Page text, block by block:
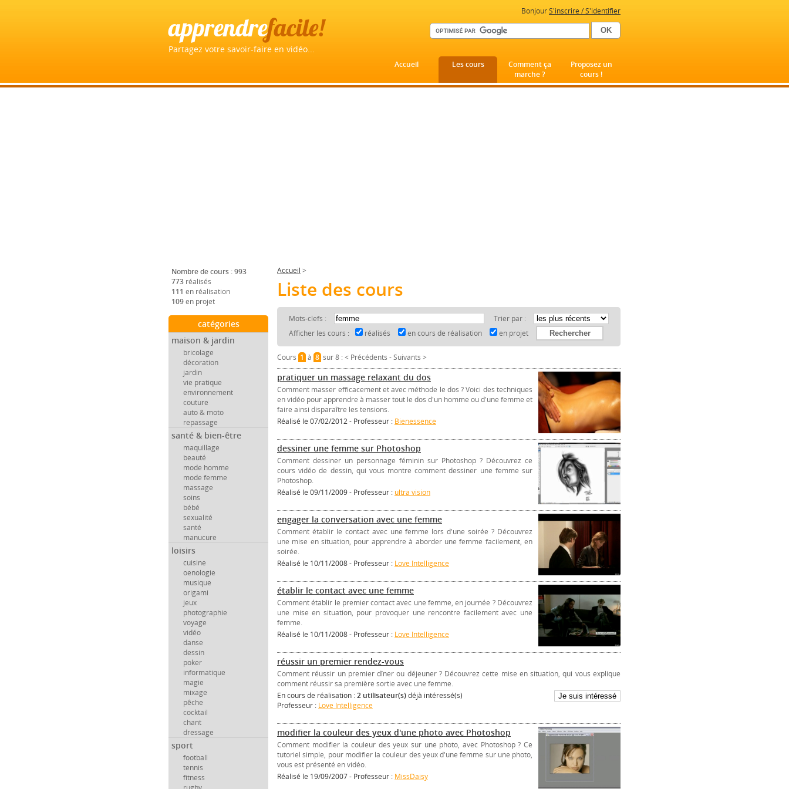
apprendrefacile!
Partagez votre savoir-faire en vidéo...
BonjourS'inscrire / S'identifier
Accueil Les cours
Comment ça
marche ?
Proposez un
cours !
Nombre de cours : 993
773 réalisés
111 en réalisation
109en projet
catégories
maison & jardin
bricolage
décoration
jardin
vie pratique
environnement
couture
auto & moto
repassage
santé & bien-être
maquillage
beauté
mode homme
mode femme
massage
soins
bébé
sexualité
santé
manucure
loisirs
cuisine
oenologie
musique
origami
jeux
photographie
voyage
vidéo
danse
dessin
poker
informatique
magie
mixage
pêche
cocktail
chant
dressage
sport
football
tennis
fitness
Accueil >
Liste des cours
Mots-clefs :
Trier par :
Afficher les cours :
réalisés en cours de réalisation en projet
Cours 1à 8sur 8 :< Précédents -Suivants >
pratiquer un massage relaxant du dos
Comment masser efficacement et avec méthode le dos ? Voici des techniques
en vidéo pour apprendre à masser tout le dos d'un homme ou d'une femme et
faire ainsi disparaître les tensions.
Réalisé le 07/02/2012 - Professeur : Bienessence
dessiner une femme sur Photoshop
Comment dessiner un personnage féminin sur Photoshop ? Découvrez ce
cours vidéo de dessin, qui vous montre comment dessiner une femme sur
Photoshop.
Réalisé le 09/11/2009 - Professeur : ultra vision
engager la conversation avec une femme
Comment établir le contact avec une femme lors d'une soirée ? Découvrez
une mise en situation, pour apprendre à aborder une femme facilement, en
soirée.
Réalisé le 10/11/2008 - Professeur : Love Intelligence
établir le contact avec une femme
Comment établir le premier contact avec une femme, en journée ? Découvrez
une mise en situation, pour provoquer une rencontre facilement avec une
femme.
Réalisé le 10/11/2008 - Professeur : Love Intelligence
réussir un premier rendez-vous
Comment réussir un premier dîner ou déjeuner ? Découvrez cette mise en situation, qui vous explique
comment réussir sa première sortie avec une femme.
En cours de réalisation :2 utilisateur(s)déjà intéressé(s)
Professeur : Love Intelligence
modifier la couleur des yeux d'une photo avec Photoshop
Comment modifier la couleur des yeux sur une photo, avec Photoshop ? Ce
tutoriel simple, pour modifier la couleur des yeux d'une femme sur une photo,
vous est présenté en vidéo.
Réalisé le 19/09/2007 - Professeur : MissDaisy